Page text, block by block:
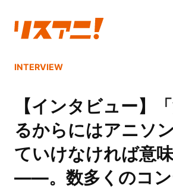
INTERVIEW
【インタビュー】
るからにはアニソ
ていけなければ意味
――。数多くのコン